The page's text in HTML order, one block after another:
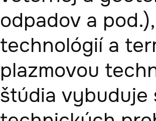
odpadov a
technológií a
plazmovou
štúdia vybuduje